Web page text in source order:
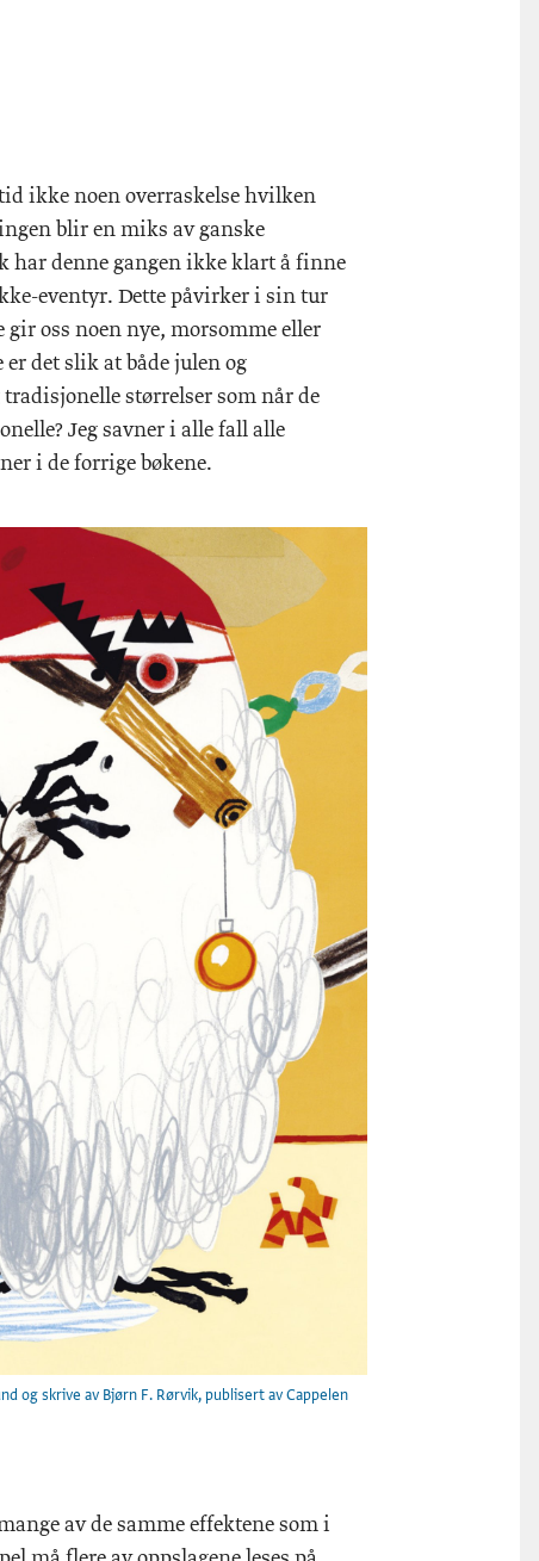
ikke noen overraskelse hvilken
blir en miks av ganske
har denne gangen ikke klart å finne
eventyr. Dette påvirker i sin tur
oss noen nye, morsomme eller
det slik at både julen og
størrelser som når de
Jeg savner i alle fall alle
i de forrige bøkene.
og skrive av Bjørn F. Rørvik, publisert av Cappelen
av de samme effektene som i